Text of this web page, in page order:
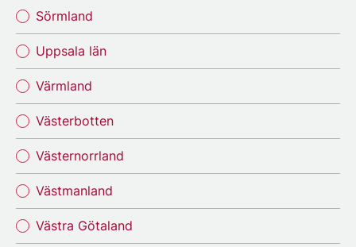
Sörmland
Uppsala län
Värmland
Västerbotten
Västernorrland
Västmanland
Västra Götaland